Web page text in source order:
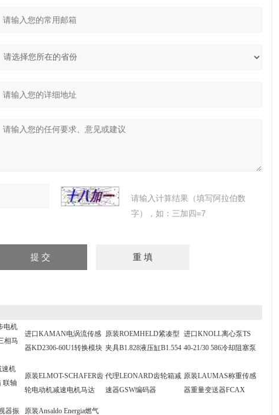
请输入计算结果（填写阿拉伯数
字），如：三加四=7
电机
相马
进口KAMAN电涡流传感
器KD2306-60U1转换模块
原装ROEMHELD紧凑型
夹具B1.828液压缸B1.554
进口KNOLL离心泵TS
40-21/30 586冷却阻塞泵
速机
联轴
原装ELMOT-SCHAFER齿
轮电动机减速电机马达
代理LEONARD齿轮箱减
速器GSW编码器
原装LAUMAS称重传感
器重量变送器FCAX
器振 原装Ansaldo Energia燃气